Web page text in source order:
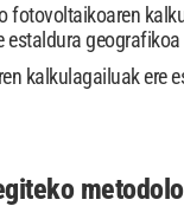
kalkulagailuak ere